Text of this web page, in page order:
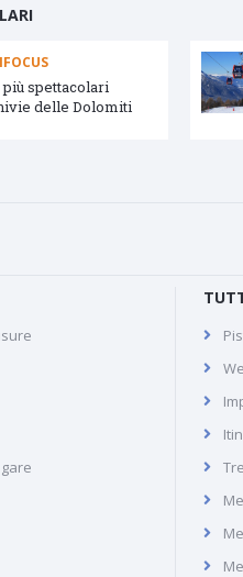
più spettacolari
delle Dolomiti
Foy
skiforum della località